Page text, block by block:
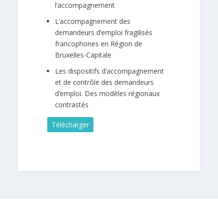
l’accompagnement
L’accompagnement des
demandeurs d’emploi fragilisés
francophones en Région de
Bruxelles-Capitale
Les dispositifs d’accompagnement
et de contrôle des demandeurs
d’emploi. Des modèles régionaux
contrastés
Télécharger